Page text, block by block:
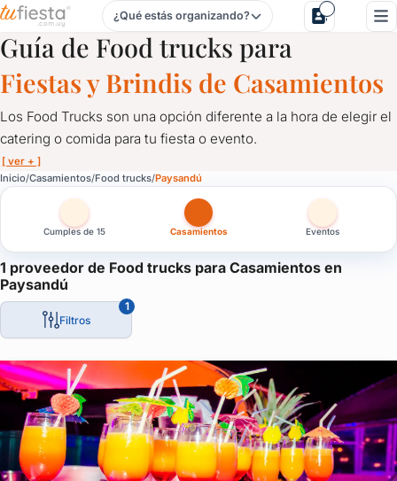
Food trucks para Casamientos en Paysandú
¿Qué estás organizando?
Guía de Food trucks para
Fiestas y Brindis de Casamientos
Los Food Trucks son una opción diferente a la hora de elegir el
catering o comida para tu fiesta o evento.
[ ver + ]
Inicio Casamientos Food trucks Paysandú
Cumples de 15 Casamientos Eventos
1 proveedor de Food trucks para Casamientos en
Paysandú
Filtros
1
Food trucks para Casamientos en Paysandú
Los Food Trucks son una opción diferente a la hora de elegir
Los hay de distintas característaicas y especialidades.
También se caracterizan por ser sólo de bebidas, como por
Los Food Trucks llegaron para quedarse y es una oportunidad